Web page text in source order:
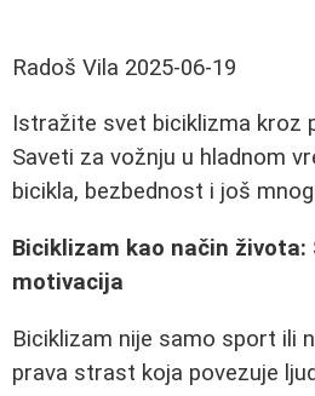
Radoš Vila 2025-06-19
Istražite svet biciklizma kroz
Saveti za vožnju u hladnom
bicikla, bezbednost i još
Biciklizam kao način života:
motivacija
Biciklizam nije samo sport ili
prava strast koja povezuje